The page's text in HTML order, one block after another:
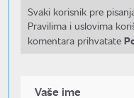
Svaki korisnik pre
Pravilima i uslovima
komentara prihvatate